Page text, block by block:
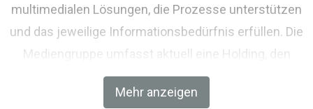
Mehr anzeigen
multimedialen Lösungen, die Prozesse unterstützen
und das jeweilige Informationsbedürfnis erfüllen. Die
Mediengruppe umfasst aktuell eine Holding, den
Fachverlag RM Rudolf Müller Medien und mit der BIM
World MUNICH eine Netzwerkplattform für Akteure der